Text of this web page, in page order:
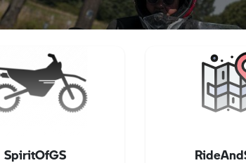
SpiritOfGS